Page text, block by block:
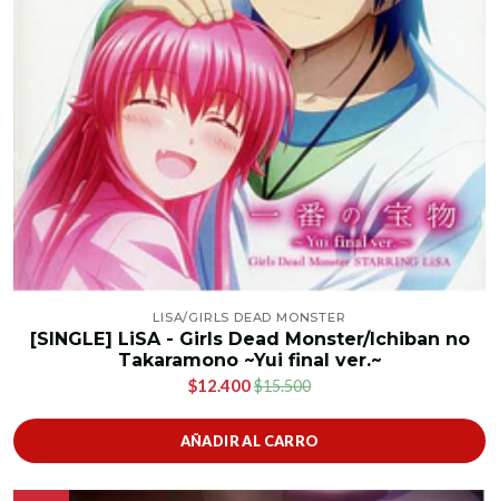
LISA/GIRLS DEAD MONSTER
[SINGLE] LiSA - Girls Dead Monster/Ichiban no
Takaramono ~Yui final ver.~
$12.400$15.500
AÑADIR AL CARRO